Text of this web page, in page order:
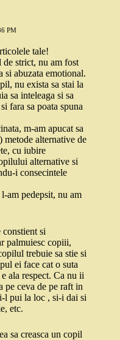
PM
tale!
de strict, nu am fost
si abuzata emotional.
nu exista sa stai la
sa inteleaga si sa
fara sa poata spuna
m-am apucat sa
metode alternative de
cu iubire
alternative si
i consecintele
am pedepsit, nu am
si
palmuiesc copiii,
trebuie sa stie si
ei face cat o suta
ala respect. Ca nu ii
pe ceva de pe raft in
l pui la loc , si-i dai si
etc.
sa creasca un copil